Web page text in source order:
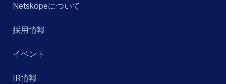
Netskopeについて
採用情報
イベント
IR情報